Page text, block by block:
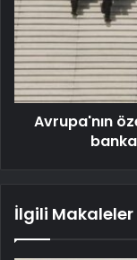
Avrupa'nın
İlgili Makaleler